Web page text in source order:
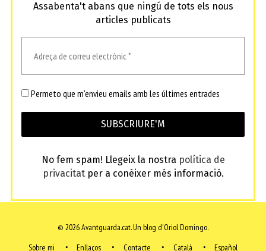
Assabenta't abans que ningú de tots els nous
articles publicats
Permeto que m'envieu emails amb les últimes entrades
No fem spam! Llegeix la nostra política de
privacitatper a conèixer més informació.
© 2026 Avantguarda.cat.Un blog d'Oriol Domingo.
Sobre mi
Enllaços Contacte Català Español